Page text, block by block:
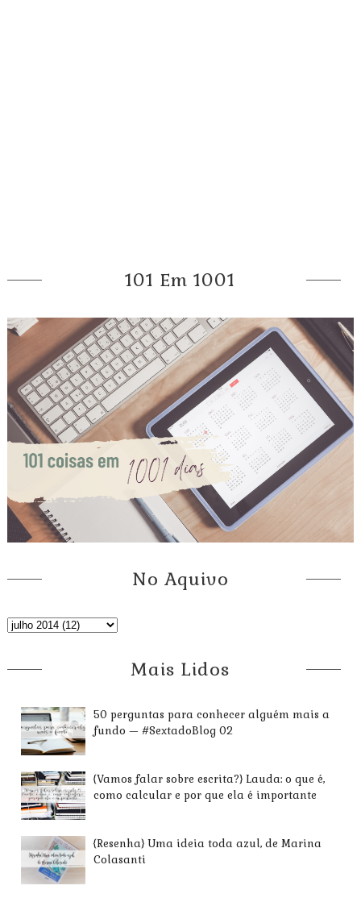
101 Em 1001
No Aquivo
Mais Lidos
50 perguntas para conhecer alguém mais a
fundo — #SextadoBlog 02
{Vamos falar sobre escrita?} Lauda: o que é,
como calcular e por que ela é importante
{Resenha} Uma ideia toda azul, de Marina
Colasanti